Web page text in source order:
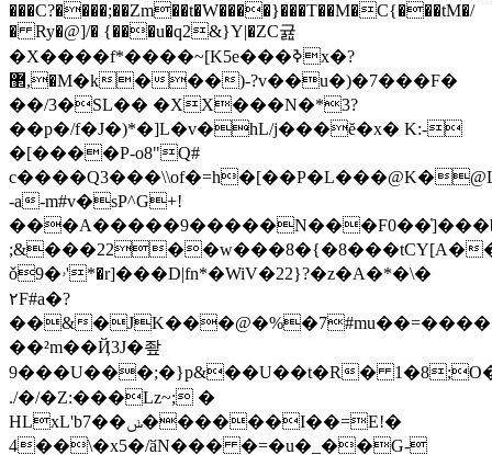
���C?����;��Zm��t�W����}���T��M�C{���tM�/
� Ry�@]/� {���u�q2&}Y|�ZC귪
�X����f*����~[K5e���ߢx�?
޲,�M�k���)-?v��u�)�7���F�
��/3�SL�� �XX���N�*3?
��p�/f�J�)*�]L�v�hL/j���ĕ�x� K:-
�[����P-o8"Q#
-a-m#v�sP^G+!
;&���22��w���8�{�8���tCY[A�
ǒ9�ۥ'*�r]���D|fn*�WiV�22}?�z�A�*�\�
٢F#a�?
��&
��²m��Ҋ3J�좦
9���U���;�}p&��U��t�R�
./�/�Z:���Lz~; �
HLxL'b7��ݭ������I��=E!�
4��\�x5�/ӑN��� �=�u�_��G-